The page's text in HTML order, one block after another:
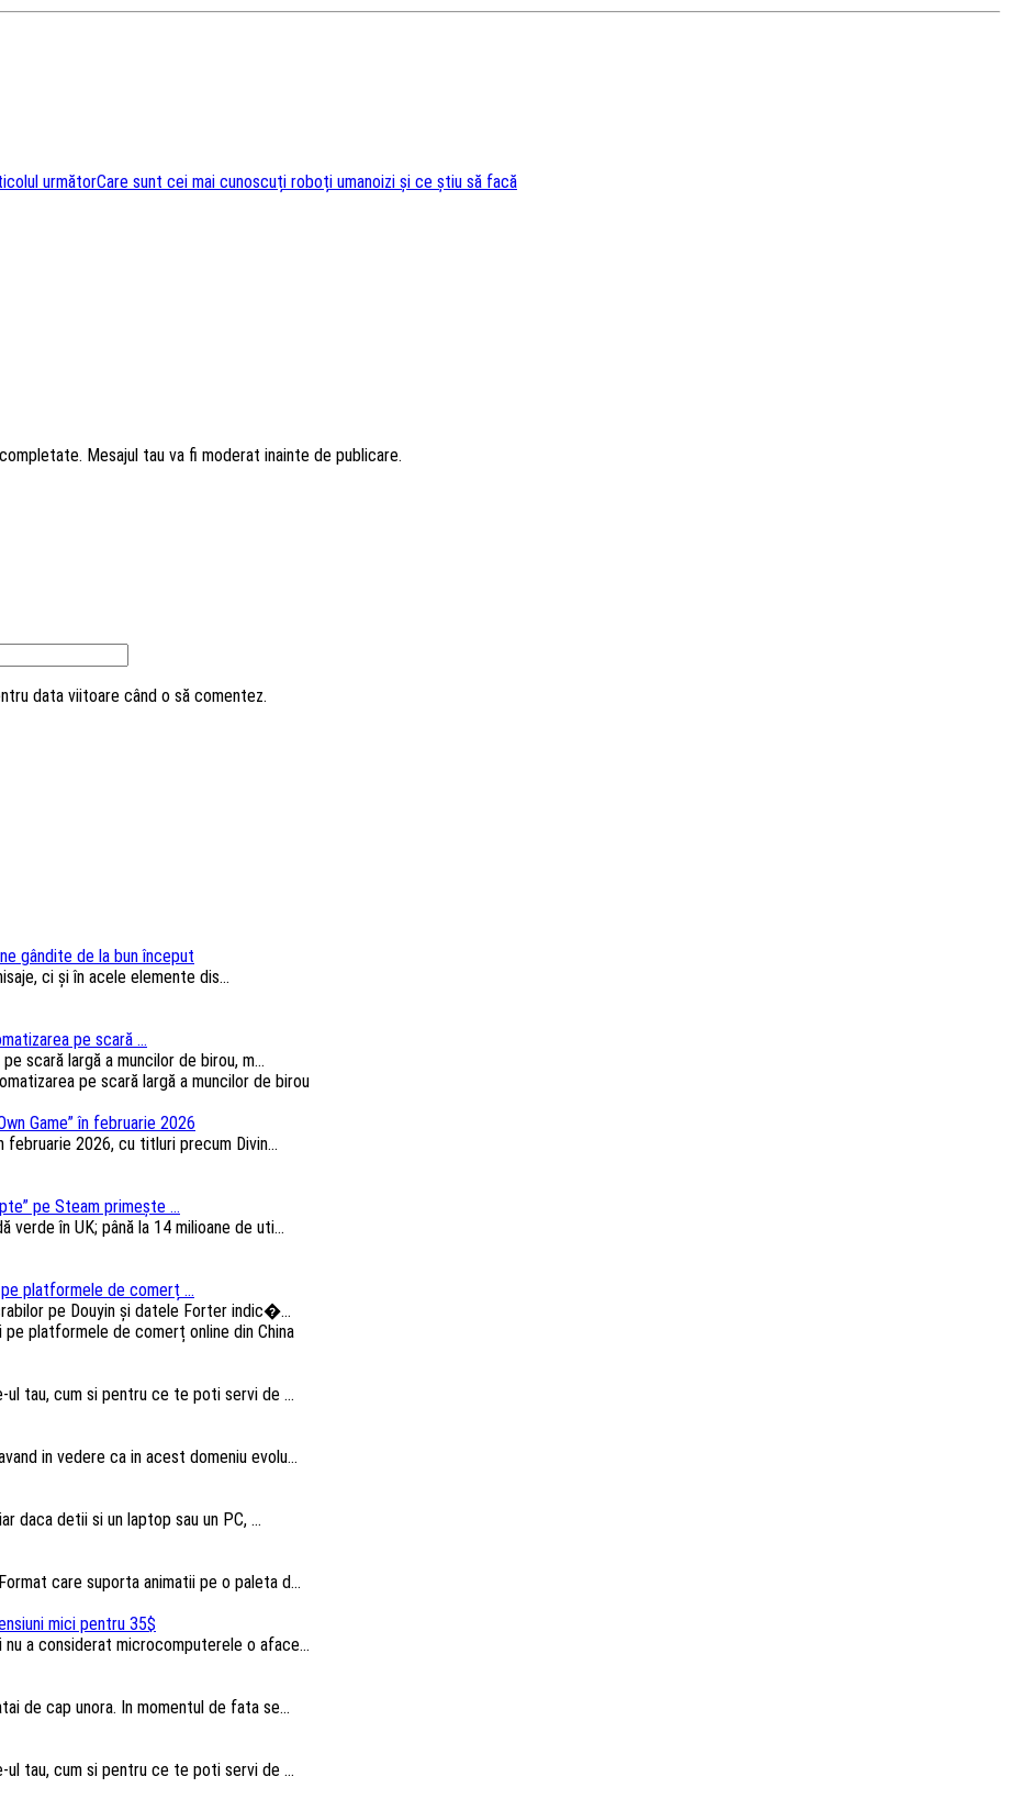
următorCare sunt cei mai cunoscuți roboți umanoizi și ce știu să facă
Mesajul tau va fi moderat inainte de publicare.
data viitoare când o să comentez.
gândite de la bun început
ci și în acele elemente dis...
pe scară ...
scară largă a muncilor de birou, m...
Game” în februarie 2026
februarie 2026, cu titluri precum Divin...
pe Steam primește ...
în UK; până la 14 milioane de uti...
platformele de comerț ...
pe Douyin și datele Forter indic�...
ul tau, cum si pentru ce te poti servi de ...
in vedere ca in acest domeniu evolu...
daca detii si un laptop sau un PC, ...
care suporta animatii pe o paleta d...
mici pentru 35$
a considerat microcomputerele o aface...
de cap unora. In momentul de fata se...
ul tau, cum si pentru ce te poti servi de ...